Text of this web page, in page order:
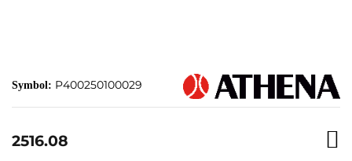
Symbol: P400250100029
2516.08